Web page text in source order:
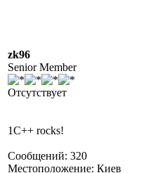
zk96
Senior Member
Отсутствует
1C++ rocks!
Сообщений: 320
Местоположение: Киев